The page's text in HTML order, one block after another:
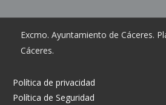
Excmo. Ayuntamiento de Cáceres.
Cáceres.
Política de privacidad
Política de Seguridad